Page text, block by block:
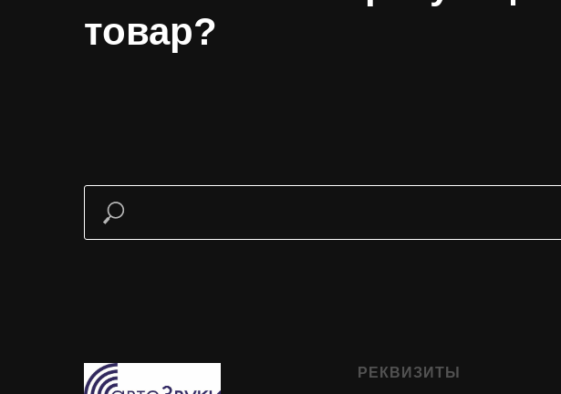
товар?
РЕКВИЗИТЫ